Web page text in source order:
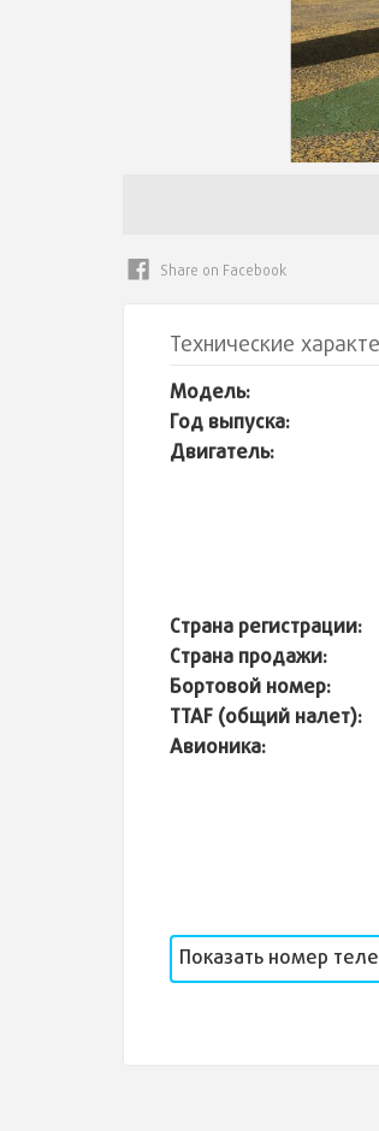
Face
Технические
Модель:
Год выпуска:
Двигатель:
Страна регистрации:
Страна продажи:
Бортовой номер:
TTAF (общий налет):
Авионика:
Показать номер